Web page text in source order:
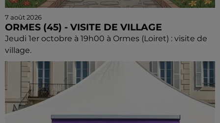
7 août 2026
ORMES (45) - VISITE DE VILLAGE
Jeudi 1er octobre à 19h00 à Ormes (Loiret) : visite de
village.